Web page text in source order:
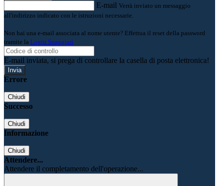
E-mail Verrà inviato un messaggio
all'indirizzo indicato con le istruzioni necessarie.
Non hai una e-mail associata al nome utente? Effettua il reset della password
tramite la Login Spaggiari
E-mail inviata, si prega di controllare la casella di posta elettronica!
Errore
Chiudi
Successo
Chiudi
Informazione
Chiudi
Attendere...
Attendere il completamento dell'operazione...